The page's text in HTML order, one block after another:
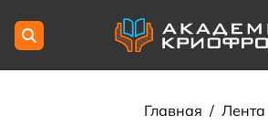
Главная / Лента